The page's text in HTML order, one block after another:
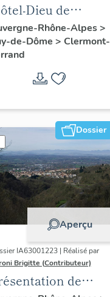
Dieu de
Ferrand :
raisons de l'étude
Rhône-Alpes>
de-Dôme > Clermont-
Dossier
Aperçu
IA63001223 | Réalisé par
Brigitte (Contributeur)
de